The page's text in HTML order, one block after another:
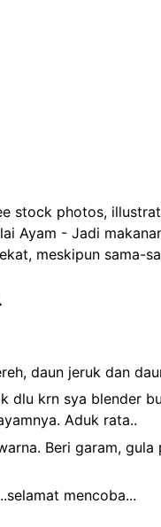
stock photos,
Ayam - Jadi
meskipun sama-
daun jeruk dan
krn sya blender
Aduk rata..
Beri garam,
mencoba...